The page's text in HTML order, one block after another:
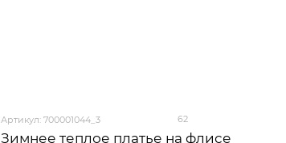
Артикул: 700001044_3 62
Зимнее теплое платье на флисе